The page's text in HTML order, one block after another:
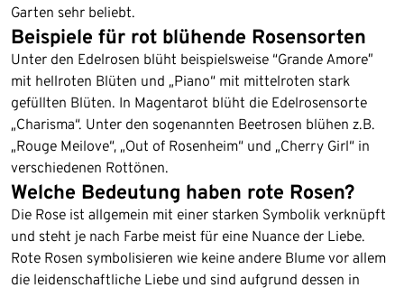
Garten sehr beliebt.
Beispiele für rot blühende Rosensorten
Unter den Edelrosen blüht beispielsweise “Grande Amore”
mit hellroten Blüten und „Piano“ mit mittelroten stark
gefüllten Blüten. In Magentarot blüht die Edelrosensorte
„Charisma“. Unter den sogenannten Beetrosen blühen z.B.
„Rouge Meilove“, „Out of Rosenheim“ und „Cherry Girl“ in
verschiedenen Rottönen.
Welche Bedeutung haben rote Rosen?
Die Rose ist allgemein mit einer starken Symbolik verknüpft
und steht je nach Farbe meist für eine Nuance der Liebe.
Rote Rosen symbolisieren wie keine andere Blume vor allem
die leidenschaftliche Liebe und sind aufgrund dessen in